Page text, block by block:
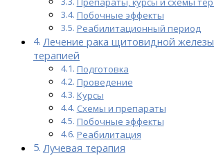
Побочные эффекты
Реабилитационный период
Лечение рака щитовидной
терапией
Подготовка
Проведение
Курсы
Схемы и препараты
Побочные эффекты
Реабилитация
Лучевая терапия